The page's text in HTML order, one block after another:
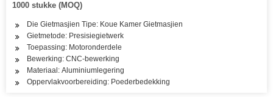
1000 stukke (MOQ)
Die Gietmasjien Tipe: Koue Kamer Gietmasjien
Gietmetode: Presisiegietwerk
Toepassing: Motoronderdele
Bewerking: CNC-bewerking
Materiaal: Aluminiumlegering
Oppervlakvoorbereiding: Poederbedekking